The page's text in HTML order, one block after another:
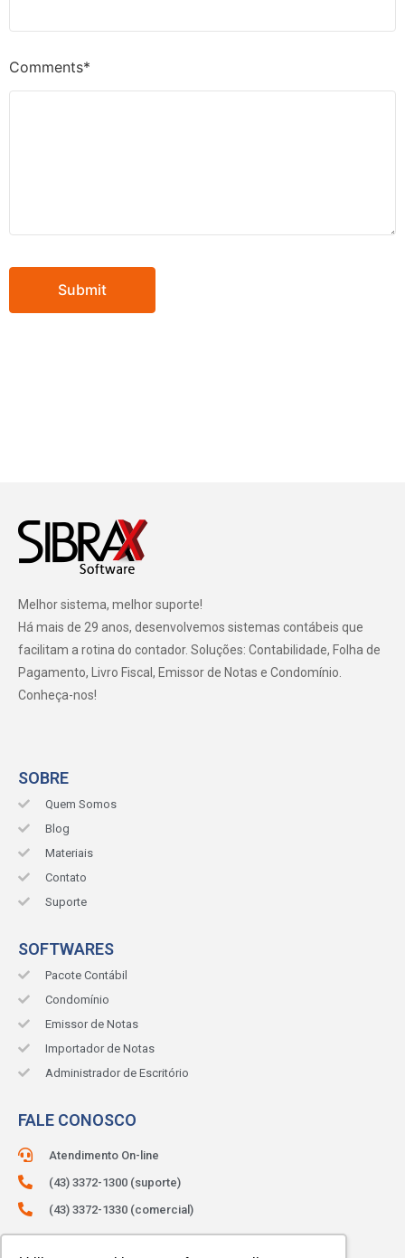
Comments*
Melhor sistema, melhor suporte!
Há mais de 29 anos, desenvolvemos sistemas contábeis que
facilitam a rotina do contador. Soluções: Contabilidade, Folha de
Pagamento, Livro Fiscal, Emissor de Notas e Condomínio.
Conheça-nos!
SOBRE
Quem Somos
Blog
Materiais
Contato
Suporte
SOFTWARES
Pacote Contábil
Condomínio
Emissor de Notas
Importador de Notas
Administrador de Escritório
FALE CONOSCO
Atendimento On-line
(43) 3372-1300 (suporte)
(43) 3372-1330 (comercial)
ATENDIMENTO:Segunda à sexta.